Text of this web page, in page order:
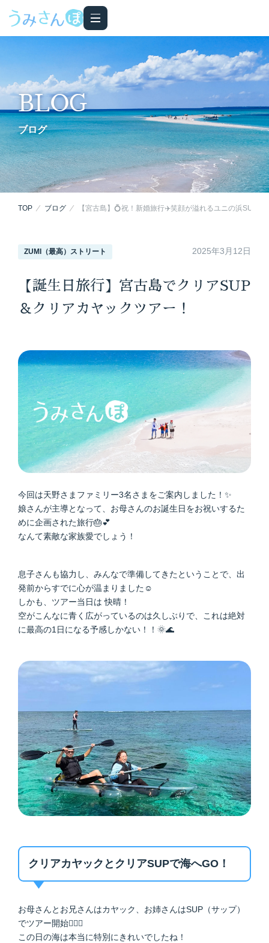
BLOG
ブログ
TOP ブログ 【宮古島】💍祝！新婚旅行✈️笑顔が溢れるユニの浜SUPツ
ZUMI（最高）ストリート 2025年3月12日
【誕生日旅行】宮古島でクリアSUP
＆クリアカヤックツアー！
今回は天野さまファミリー3名さまをご案内しました！✨
娘さんが主導となって、お母さんのお誕生日をお祝いするた
めに企画された旅行🎂💕
なんて素敵な家族愛でしょう！
息子さんも協力し、みんなで準備してきたということで、出
発前からすでに心が温まりました☺️
しかも、ツアー当日は 快晴！
空がこんなに青く広がっているのは久しぶりで、これは絶対
に最高の1日になる予感しかない！！🌞🌊
クリアカヤックとクリアSUPで海へGO！
お母さんとお兄さんはカヤック、お姉さんはSUP（サップ）
でツアー開始🏄‍♀️✨
この日の海は本当に特別にきれいでしたね！